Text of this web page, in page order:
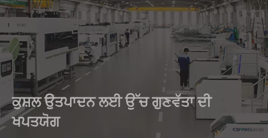
ਕੁਸ਼ਲ ਉਤਪਾਦਨ ਲਈ ਉੱਚ ਗੁਣਵੱਤਾ ਦੀ
ਖਪਤਯੋਗ